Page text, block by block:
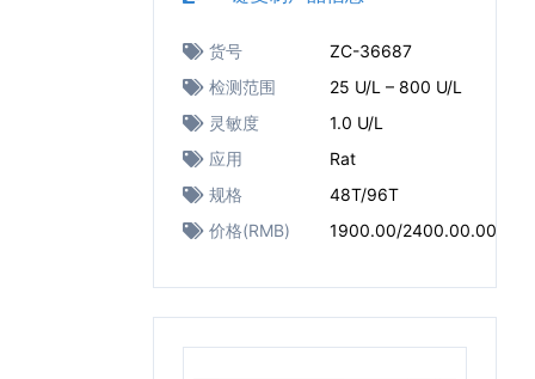
货号
ZC-36687
检测范围
25 U/L – 800 U/L
灵敏度
1.0 U/L
应用
Rat
规格
48T/96T
价格(RMB)
1900.00/2400.00.00